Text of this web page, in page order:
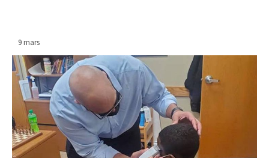
9 mars